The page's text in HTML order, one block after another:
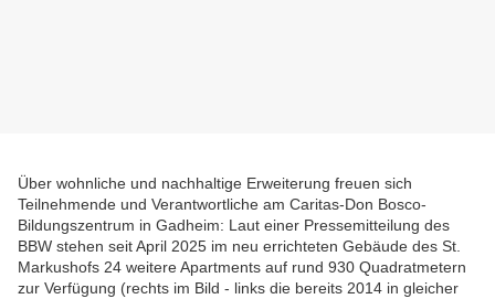
Über wohnliche und nachhaltige Erweiterung freuen sich
Teilnehmende und Verantwortliche am Caritas-Don Bosco-
Bildungszentrum in Gadheim: Laut einer Pressemitteilung des
BBW stehen seit April 2025 im neu errichteten Gebäude des St.
Markushofs 24 weitere Apartments auf rund 930 Quadratmetern
zur Verfügung (rechts im Bild - links die bereits 2014 in gleicher